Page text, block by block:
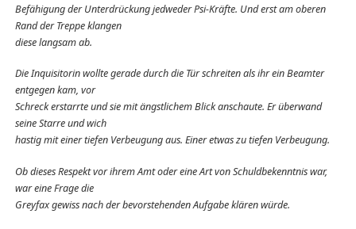
Befähigung der Unterdrückung jedweder Psi-Kräfte. Und erst am oberen
Rand der Treppe klangen
diese langsam ab.
Die Inquisitorin wollte gerade durch die Tür schreiten als ihr ein Beamter
entgegen kam, vor
Schreck erstarrte und sie mit ängstlichem Blick anschaute. Er überwand
seine Starre und wich
hastig mit einer tiefen Verbeugung aus. Einer etwas zu tiefen Verbeugung.
Ob dieses Respekt vor ihrem Amt oder eine Art von Schuldbekenntnis war,
war eine Frage die
Greyfax gewiss nach der bevorstehenden Aufgabe klären würde.